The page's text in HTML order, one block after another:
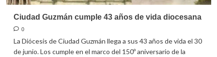
Ciudad Guzmán cumple 43 años de vida diocesana
0
La Diócesis de Ciudad Guzmán llega a sus 43 años de vida el 30
de junio. Los cumple en el marco del 150º aniversario de la